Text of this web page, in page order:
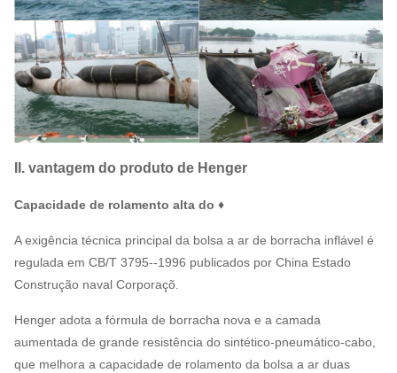
II. vantagem do produto de Henger
Capacidade de rolamento alta do ♦
A exigência técnica principal da bolsa a ar de borracha inflável é
regulada em CB/T 3795--1996 publicados por China Estado
Construção naval Corporaçõ.
Henger adota a fórmula de borracha nova e a camada
aumentada de grande resistência do sintético-pneumático-cabo,
que melhora a capacidade de rolamento da bolsa a ar duas